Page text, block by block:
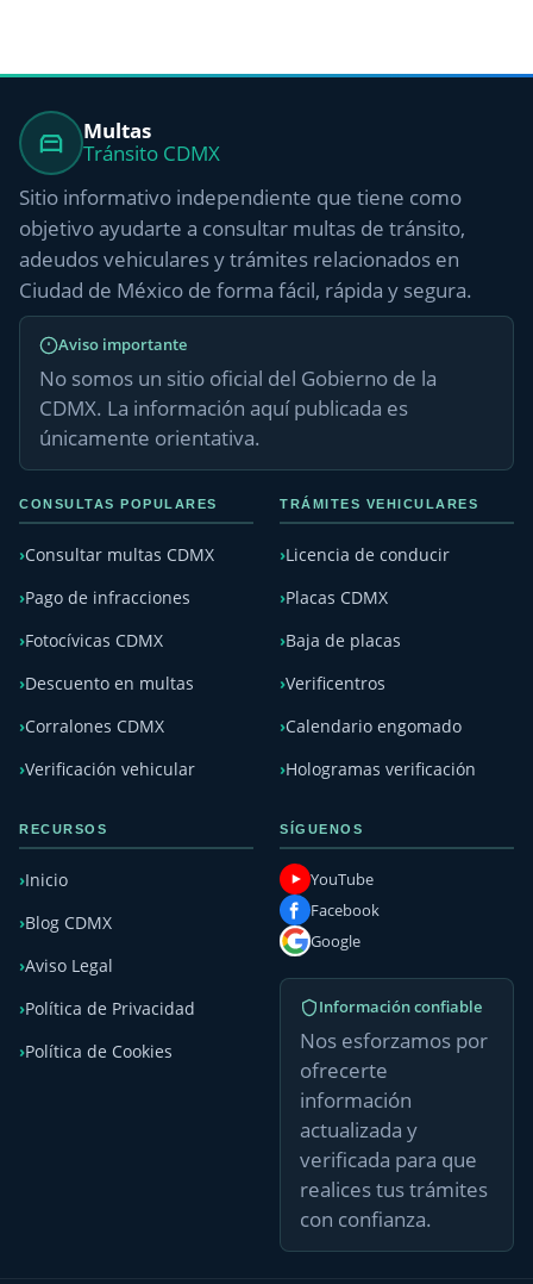
Multas
Tránsito CDMX
Sitio informativo independiente que tiene como
objetivo ayudarte a consultar multas de tránsito,
adeudos vehiculares y trámites relacionados en
Ciudad de México de forma fácil, rápida y segura.
Aviso importante
No somos un sitio oficial del Gobierno de la
CDMX. La información aquí publicada es
únicamente orientativa.
CONSULTAS POPULARES
Consultar multas CDMX
Pago de infracciones
Fotocívicas CDMX
Descuento en multas
Corralones CDMX
Verificación vehicular
TRÁMITES VEHICULARES
Licencia de conducir
Placas CDMX
Baja de placas
Verificentros
Calendario engomado
Hologramas verificación
RECURSOS
Inicio
Blog CDMX
Aviso Legal
Política de Privacidad
Política de Cookies
SÍGUENOS
YouTube
Facebook
Google
Información confiable
Nos esforzamos por
ofrecerte
información
actualizada y
verificada para que
realices tus trámites
con confianza.